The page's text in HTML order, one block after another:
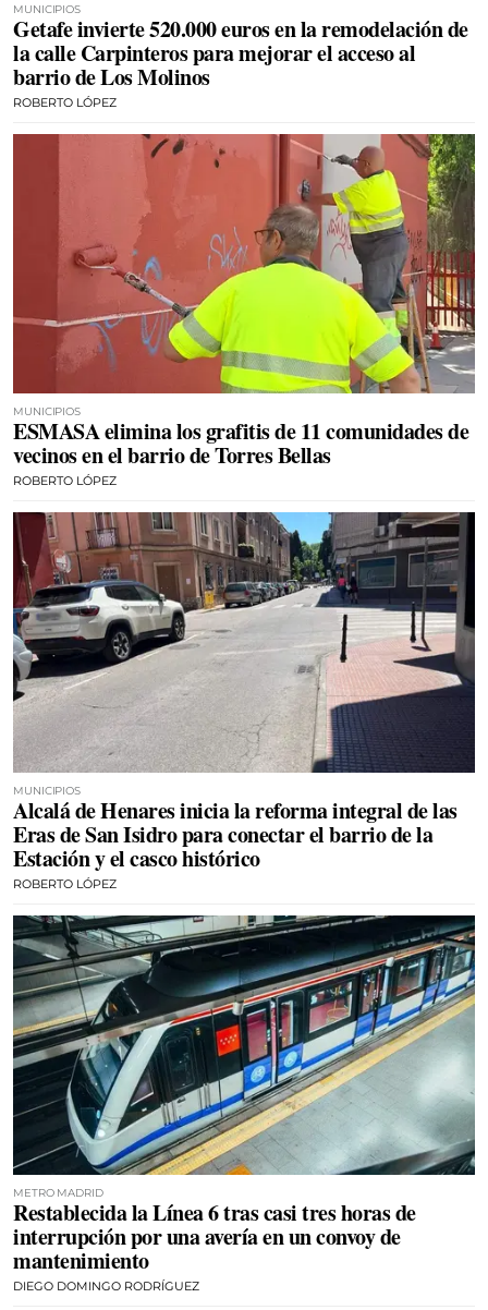
MUNICIPIOS
Getafe invierte 520.000 euros en la remodelación de
la calle Carpinteros para mejorar el acceso al
barrio de Los Molinos
ROBERTO LÓPEZ
MUNICIPIOS
ESMASA elimina los grafitis de 11 comunidades de
vecinos en el barrio de Torres Bellas
ROBERTO LÓPEZ
MUNICIPIOS
Alcalá de Henares inicia la reforma integral de las
Eras de San Isidro para conectar el barrio de la
Estación y el casco histórico
ROBERTO LÓPEZ
METRO MADRID
Restablecida la Línea 6 tras casi tres horas de
interrupción por una avería en un convoy de
mantenimiento
DIEGO DOMINGO RODRÍGUEZ